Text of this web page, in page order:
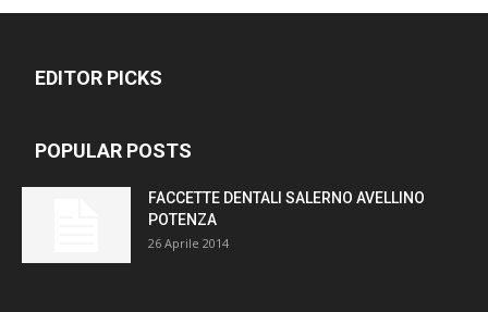
EDITOR PICKS
POPULAR POSTS
FACCETTE DENTALI SALERNO AVELLINO
POTENZA
26 Aprile 2014